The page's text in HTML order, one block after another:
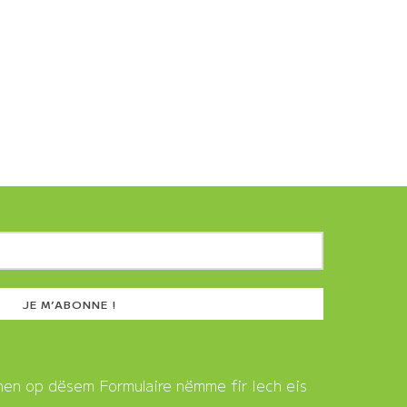
op dësem Formulaire nëmme fir Iech eis